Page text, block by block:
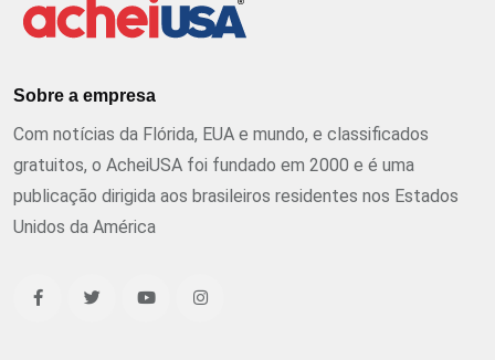
Sobre a empresa
Com notícias da Flórida, EUA e mundo, e classificados
gratuitos, o AcheiUSA foi fundado em 2000 e é uma
publicação dirigida aos brasileiros residentes nos Estados
Unidos da América